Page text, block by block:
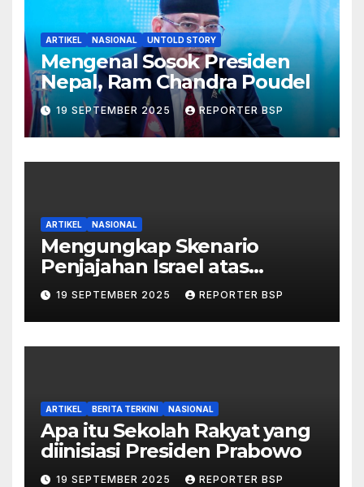
ARTIKEL NASIONAL UNTOLD STORY
Mengenal Sosok Presiden
Nepal, Ram Chandra Poudel
19 SEPTEMBER 2025 REPORTER BSP
ARTIKEL NASIONAL
Mengungkap Skenario
Penjajahan Israel atas
Palestina dalam Buku Ilan
Pappé
19 SEPTEMBER 2025 REPORTER BSP
ARTIKEL BERITA TERKINI NASIONAL
Apa itu Sekolah Rakyat yang
diinisiasi Presiden Prabowo
19 SEPTEMBER 2025 REPORTER BSP